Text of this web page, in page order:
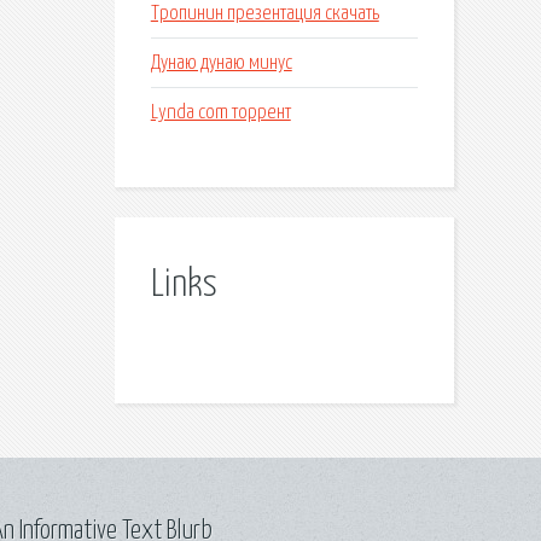
Тропинин презентация скачать
Дунаю дунаю минус
Lynda com торрент
Links
Informative Text Blurb